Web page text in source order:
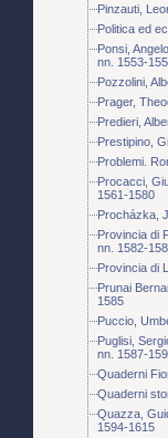
Pinzauti,
Politica ed
Ponsi,
nn. 1553-
Pozzolini,
Prager,
Predieri,
Prestipino,
Problemi.
Procacci,
1561-1580
Procházka,
Provincia di
nn. 1582-
Provincia di
Prunai
1585
Puccio,
Puglisi,
nn. 1587-
Quaderni
Quaderni
Quazza,
1594-1615